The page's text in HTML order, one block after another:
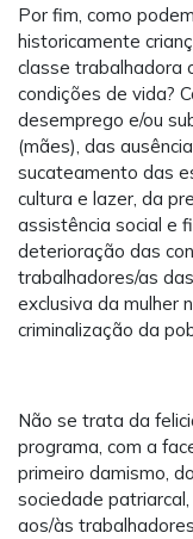
Por fim, como
historicamente
classe trabalhadora
condições de vida?
desemprego e/ou
(mães), das
sucateamento das
cultura e lazer, da
assistência social e
deterioração das
trabalhadores/as
exclusiva da mulher
criminalização da
Não se trata da
programa, com a
primeiro damismo,
sociedade
aos/às